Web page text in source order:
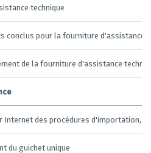
technique
conclus pour la fourniture d'assistance
de la fourniture d'assistance
Internet des procédures d'importation,
du guichet unique